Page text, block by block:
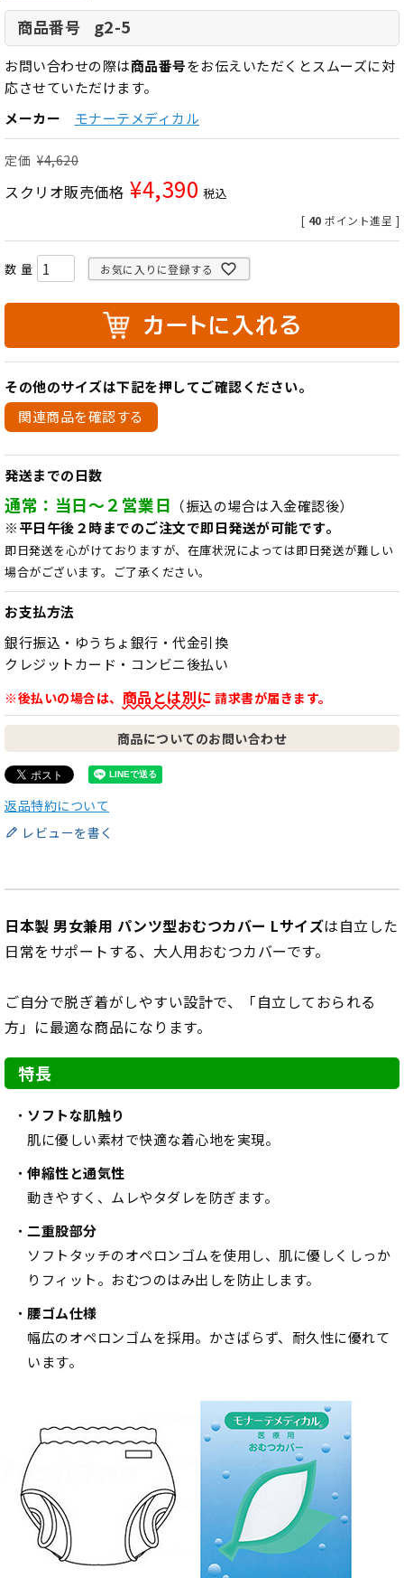
商品番号 g2-5
お問い合わせの際は商品番号をお伝えいただくとスムーズに対
応させていただけます。
メーカー
モナーテメディカル
定価 ¥4,620
スクリオ販売価格 ¥4,390 税込
[ 40 ポイント進呈 ]
お気に入りに登録する
その他のサイズは下記を押してご確認ください。
関連商品を確認する
発送までの日数
通常：当日～２営業日 （振込の場合は入金確認後）
※平日午後２時までのご注文で即日発送が可能です。
即日発送を心がけておりますが、在庫状況によっては即日発送が難しい
場合がございます。ご了承ください。
お支払方法
銀行振込・ゆうちょ銀行・代金引換
クレジットカード・コンビニ後払い
※後払いの場合は、 商品とは別に 請求書が届きます。
商品についてのお問い合わせ
返品特約について
レビューを書く
日本製 男女兼用 パンツ型おむつカバー Lサイズは自立した
日常をサポートする、大人用おむつカバーです。
ご自分で脱ぎ着がしやすい設計で、「自立しておられる
方」に最適な商品になります。
特長
ソフトな肌触り
肌に優しい素材で快適な着心地を実現。
伸縮性と通気性
動きやすく、ムレやタダレを防ぎます。
二重股部分
ソフトタッチのオペロンゴムを使用し、肌に優しくしっか
りフィット。おむつのはみ出しを防止します。
腰ゴム仕様
幅広のオペロンゴムを採用。かさばらず、耐久性に優れて
います。